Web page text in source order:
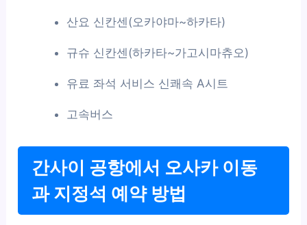
산요 신칸센(오카야마~하카타)
규슈 신칸센(하카타~가고시마츄오)
유료 좌석 서비스 신쾌속 A시트
고속버스
간사이 공항에서 오사카 이동
과 지정석 예약 방법